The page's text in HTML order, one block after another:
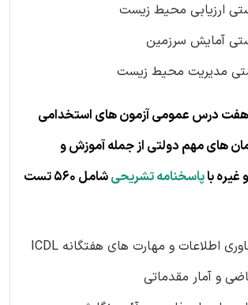
هفت درس عمومی آزمون های استخدامی
های مهم دولتی از جمله آموزش و
باپاسخنامه تشریحی
شامل 560 تست